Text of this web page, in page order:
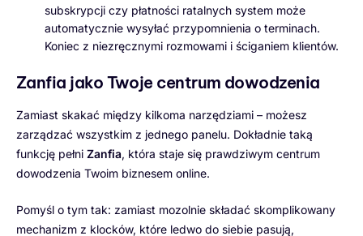
subskrypcji czy płatności ratalnych system może
automatycznie wysyłać przypomnienia o terminach.
Koniec z niezręcznymi rozmowami i ściganiem klientów.
Zanfia jako Twoje centrum dowodzenia
Zamiast skakać między kilkoma narzędziami – możesz
zarządzać wszystkim z jednego panelu. Dokładnie taką
funkcję pełni Zanfia, która staje się prawdziwym centrum
dowodzenia Twoim biznesem online.
Pomyśl o tym tak: zamiast mozolnie składać skomplikowany
mechanizm z klocków, które ledwo do siebie pasują,